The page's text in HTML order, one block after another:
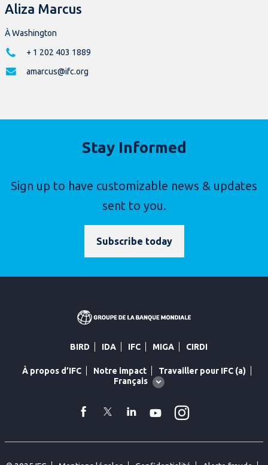
Aliza Marcus
À Washington
+ 1 202 403 1889
amarcus@ifc.org
Stay Informed
Sign up to have customizable news & updates
sent to you.
Subscribe today
BIRD IDA IFC MIGA CIRDI
À propos d’IFC Notre impact
Travailler pour IFC (a)
Global
Français
facebook
TwitterLinkedinYouTube